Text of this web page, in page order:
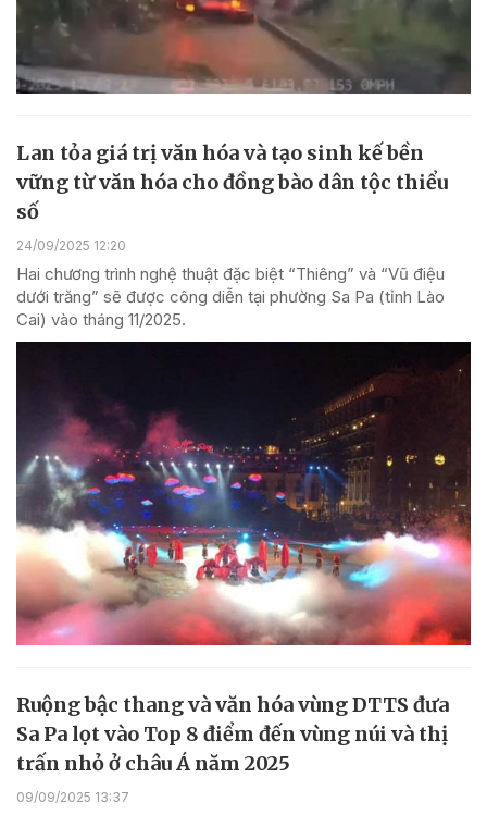
Lan tỏa giá trị văn hóa và tạo sinh kế bền
vững từ văn hóa cho đồng bào dân tộc thiểu
số
24/09/2025 12:20
Hai chương trình nghệ thuật đặc biệt “Thiêng” và “Vũ điệu
dưới trăng” sẽ được công diễn tại phường Sa Pa (tỉnh Lào
Cai) vào tháng 11/2025.
Ruộng bậc thang và văn hóa vùng DTTS đưa
Sa Pa lọt vào Top 8 điểm đến vùng núi và thị
trấn nhỏ ở châu Á năm 2025
09/09/2025 13:37